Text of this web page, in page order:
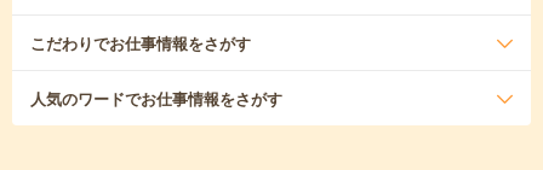
こだわりでお仕事情報をさがす
人気のワードでお仕事情報をさがす